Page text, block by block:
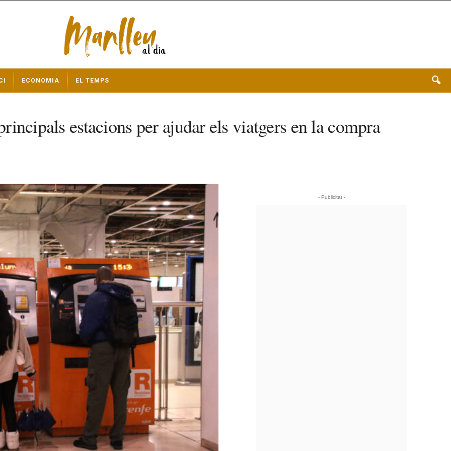
ECONOMIA EL TEMPS
estacions per ajudar els viatgers en la compra
- Publicitat -